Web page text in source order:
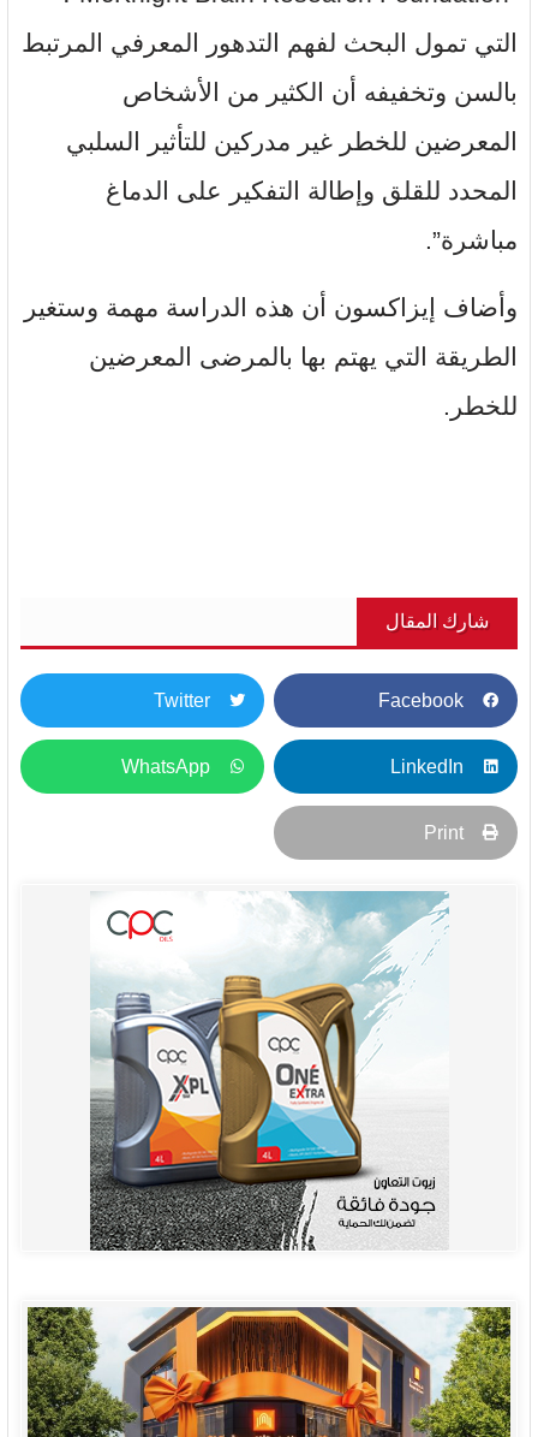
التي تمول البحث لفهم التدهور المعرفي المرتبط
بالسن وتخفيفه أن الكثير من الأشخاص
المعرضين للخطر غير مدركين للتأثير السلبي
المحدد للقلق وإطالة التفكير على الدماغ
مباشرة”.
وأضاف إيزاكسون أن هذه الدراسة مهمة وستغير
الطريقة التي يهتم بها بالمرضى المعرضين
للخطر.
شارك المقال
Facebook
Twitter
LinkedIn
WhatsApp
Print